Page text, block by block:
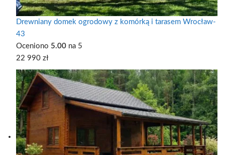
Drewniany domek ogrodowy z komórką i tarasem Wrocław-
43
Oceniono 5.00 na 5
22 990 zł